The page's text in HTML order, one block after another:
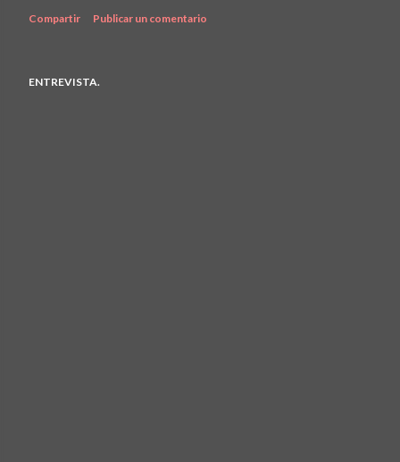
Compartir Publicar un comentario
ENTREVISTA.